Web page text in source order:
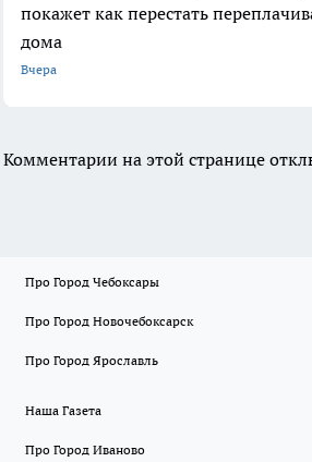
покажет как перестать
дома
Вчера
Комментарии на этой странице
Про Город Чебоксары
Про Город Новочебоксарск
Про Город Ярославль
Наша Газета
Про Город Иваново